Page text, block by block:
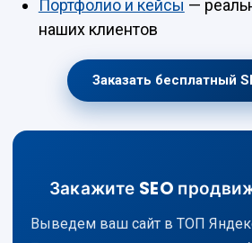
Портфолио и кейсы —
наших клиентов
Заказать бесплатный
Закажите SEO
Выведем ваш сайт в ТОП